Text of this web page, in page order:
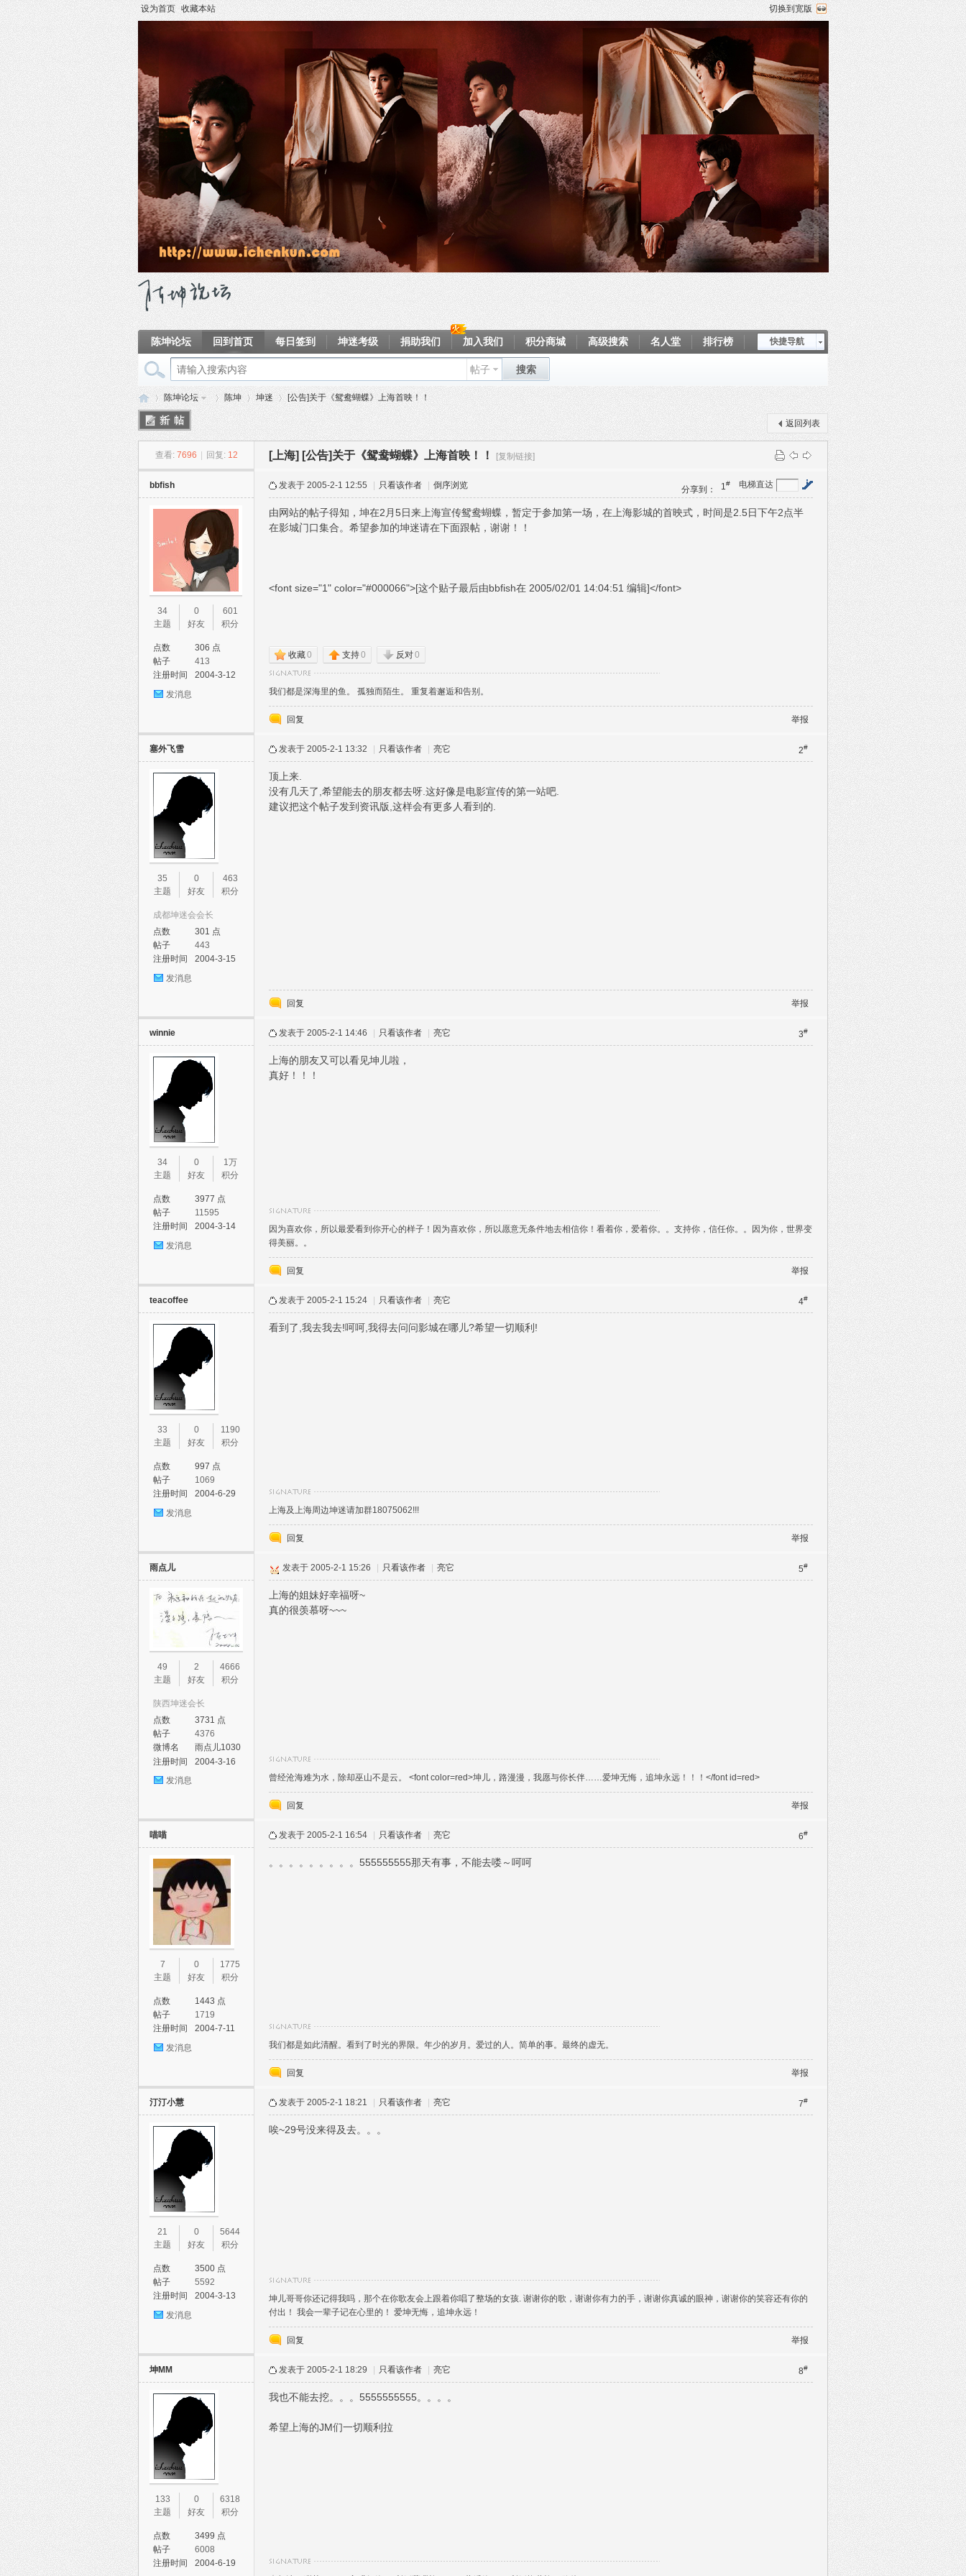
设为首页 收藏本站 切换到宽版
快捷导航
陈坤论坛 回到首页 每日签到 坤迷考级 捐助我们 加入我们 积分商城 高级搜索 名人堂
排行榜
帖子 搜索
陈坤论坛
›
陈坤 坤迷
›
[公告]关于《鸳鸯蝴蝶》上海首映！！
返回列表
查看: 7696 回复: 12 [上海] [公告]关于《鸳鸯蝴蝶》上海首映！！ [复制链接]
bbfish
34
主题
0
好友
601
积分
点数
306 点
帖子
413
注册时间
2004-3-12
发消息
电梯直达
1#
发表于 2005-2-1 12:55 只看该作者 倒序浏览 分享到：
由网站的帖子得知，坤在2月5日来上海宣传鸳鸯蝴蝶，暂定于参加第一场，在上海影城的首映式，时间是2.5日下午2点半
在影城门口集合。希望参加的坤迷请在下面跟帖，谢谢！！
<font size="1" color="#000066">[这个贴子最后由bbfish在 2005/02/01 14:04:51 编辑]</font>
收藏0 支持0 反对0
我们都是深海里的鱼。 孤独而陌生。 重复着邂逅和告别。
回复 举报
塞外飞雪
35
主题
0
好友
463
积分
成都坤迷会会长
点数
301 点
帖子
443
注册时间
2004-3-15
发消息
2#
发表于 2005-2-1 13:32 只看该作者 亮它
顶上来.
没有几天了,希望能去的朋友都去呀.这好像是电影宣传的第一站吧.
建议把这个帖子发到资讯版,这样会有更多人看到的.
回复 举报
winnie
34
主题
0
好友
1万
积分
点数
3977 点
帖子
11595
注册时间
2004-3-14
发消息
3#
发表于 2005-2-1 14:46 只看该作者 亮它
上海的朋友又可以看见坤儿啦，
真好！！！
因为喜欢你，所以最爱看到你开心的样子！因为喜欢你，所以愿意无条件地去相信你！看着你，爱着你。。支持你，信任你。。因为你，世界变
得美丽。。
回复 举报
teacoffee
33
主题
0
好友
1190
积分
点数
997 点
帖子
1069
注册时间
2004-6-29
发消息
4#
发表于 2005-2-1 15:24 只看该作者 亮它
看到了,我去我去!呵呵,我得去问问影城在哪儿?希望一切顺利!
上海及上海周边坤迷请加群18075062!!!
回复 举报
雨点儿
49
主题
2
好友
4666
积分
陕西坤迷会长
点数
3731 点
帖子
4376
微博名
雨点儿1030
注册时间
2004-3-16
发消息
5#
发表于 2005-2-1 15:26 只看该作者 亮它
上海的姐妹好幸福呀~
真的很羡慕呀~~~
曾经沧海难为水，除却巫山不是云。 <font color=red>坤儿，路漫漫，我愿与你长伴……爱坤无悔，追坤永远！！！</font id=red>
回复 举报
喵喵
7
主题
0
好友
1775
积分
点数
1443 点
帖子
1719
注册时间
2004-7-11
发消息
6#
发表于 2005-2-1 16:54 只看该作者 亮它
。。。。。。。。。555555555那天有事，不能去喽～呵呵
我们都是如此清醒。看到了时光的界限。年少的岁月。爱过的人。简单的事。最终的虚无。
回复 举报
汀汀小慧
21
主题
0
好友
5644
积分
点数
3500 点
帖子
5592
注册时间
2004-3-13
发消息
7#
发表于 2005-2-1 18:21 只看该作者 亮它
唉~29号没来得及去。。。
坤儿哥哥你还记得我吗，那个在你歌友会上跟着你唱了整场的女孩. 谢谢你的歌，谢谢你有力的手，谢谢你真诚的眼神，谢谢你的笑容还有你的
付出！ 我会一辈子记在心里的！ 爱坤无悔，追坤永远！
回复 举报
坤MM
133
主题
0
好友
6318
积分
点数
3499 点
帖子
6008
注册时间
2004-6-19
8#
发表于 2005-2-1 18:29 只看该作者 亮它
我也不能去挖。。。5555555555。。。。
希望上海的JM们一切顺利拉